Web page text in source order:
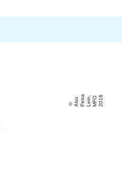
Al
s
o
P
e
t
r a
L
ei
n ,
M
F
O
2
0
1 6